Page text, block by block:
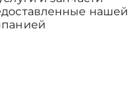
нашей